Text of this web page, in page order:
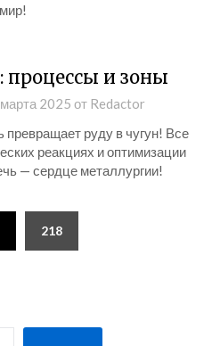
мир!
процессы и зоны
2025 от Redactor
превращает руду в чугун! Все
реакциях и оптимизации
— сердце металлургии!
218